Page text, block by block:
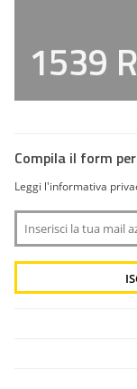
1539
Compila il form
Leggi l'informativa